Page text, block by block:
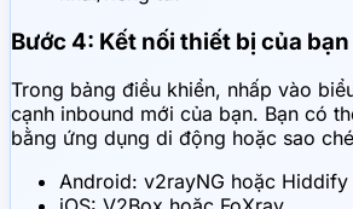
Bước 4: Kết nối thiết bị của bạn
Trong bảng điều khiển, nhấp vào
cạnh inbound mới của bạn. Bạn có
bằng ứng dụng di động hoặc sao
Android: v2rayNG hoặc Hiddify